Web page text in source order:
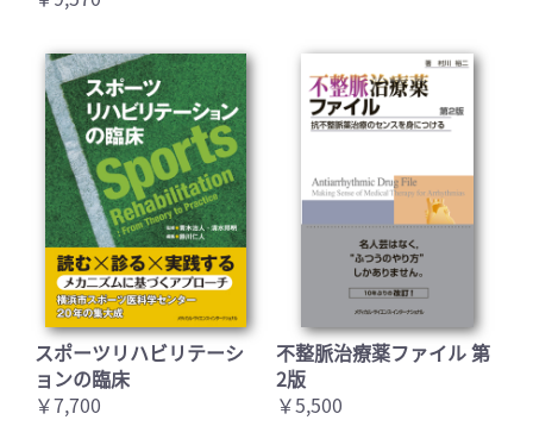
スポーツリハビリテーシ
ョンの臨床
￥7,700
不整脈治療薬ファイル 第
2版
￥5,500